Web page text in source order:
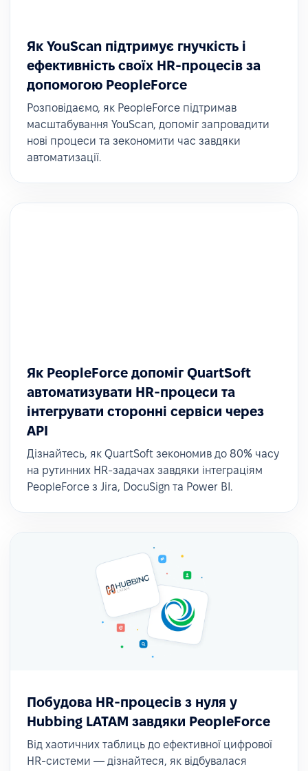
Як YouScan підтримує гнучкість і
ефективність своїх HR-процесів за
допомогою PeopleForce
Розповідаємо, як PeopleForce підтримав
масштабування YouScan, допоміг запровадити
нові процеси та зекономити час завдяки
автоматизації.
Як PeopleForce допоміг QuartSoft
автоматизувати HR-процеси та
інтегрувати сторонні сервіси через
API
Дізнайтесь, як QuartSoft зекономив до 80% часу
на рутинних HR-задачах завдяки інтеграціям
PeopleForce з Jira, DocuSign та Power BI.
Побудова HR-процесів з нуля у
Hubbing LATAM завдяки PeopleForce
Від хаотичних таблиць до ефективної цифрової
HR-системи — дізнайтеся, як відбувалася